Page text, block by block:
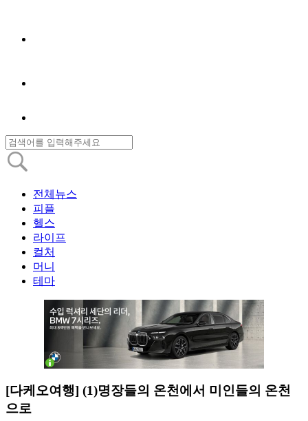
전체뉴스
피플
헬스
라이프
컬처
머니
테마
[다케오여행] (1)명장들의 온천에서 미인들의 온천
으로